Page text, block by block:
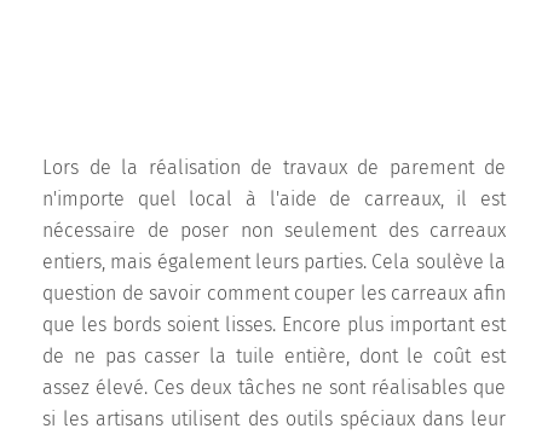
Lors de la réalisation de travaux de parement de
n'importe quel local à l'aide de carreaux, il est
nécessaire de poser non seulement des carreaux
entiers, mais également leurs parties. Cela soulève la
question de savoir comment couper les carreaux afin
que les bords soient lisses. Encore plus important est
de ne pas casser la tuile entière, dont le coût est
assez élevé. Ces deux tâches ne sont réalisables que
si les artisans utilisent des outils spéciaux dans leur